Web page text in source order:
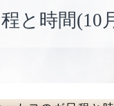
と時間(10